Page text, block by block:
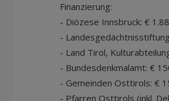
Finanzierung:
- Diözese Innsbruck: €
-
- Land Tirol,
- Bundesdenkmalamt: €
- Gemeinden Osttirols: €
- Pfarren Osttirols (inkl.